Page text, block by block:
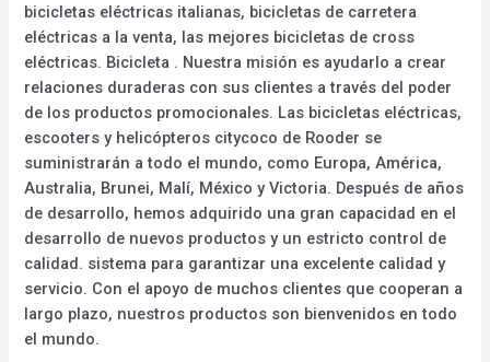
bicicletas eléctricas italianas, bicicletas de carretera
eléctricas a la venta, las mejores bicicletas de cross
eléctricas. Bicicleta . Nuestra misión es ayudarlo a crear
relaciones duraderas con sus clientes a través del poder
de los productos promocionales. Las bicicletas eléctricas,
escooters y helicópteros citycoco de Rooder se
suministrarán a todo el mundo, como Europa, América,
Australia, Brunei, Malí, México y Victoria. Después de años
de desarrollo, hemos adquirido una gran capacidad en el
desarrollo de nuevos productos y un estricto control de
calidad. sistema para garantizar una excelente calidad y
servicio. Con el apoyo de muchos clientes que cooperan a
largo plazo, nuestros productos son bienvenidos en todo
el mundo.